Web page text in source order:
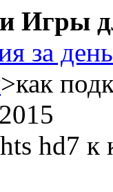
Игры
за день
>как
hd7